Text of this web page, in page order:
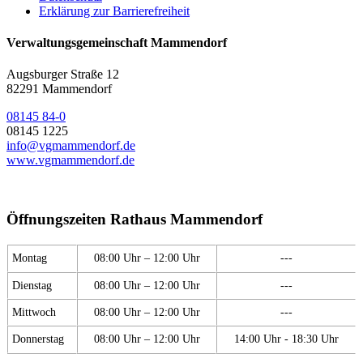
Erklärung zur Barrierefreiheit
Verwaltungsgemeinschaft Mammendorf
Augsburger Straße 12
82291 Mammendorf
08145 84-0
08145 1225
info@vgmammendorf.de
www.vgmammendorf.de
Öffnungszeiten Rathaus Mammendorf
Montag 08:00 Uhr – 12:00 Uhr ---
Dienstag 08:00 Uhr – 12:00 Uhr ---
Mittwoch 08:00 Uhr – 12:00 Uhr ---
Donnerstag 08:00 Uhr – 12:00 Uhr 14:00 Uhr - 18:30 Uhr